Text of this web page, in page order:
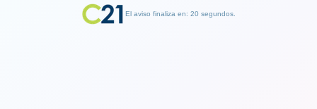
El aviso finaliza en: 19 segundos.